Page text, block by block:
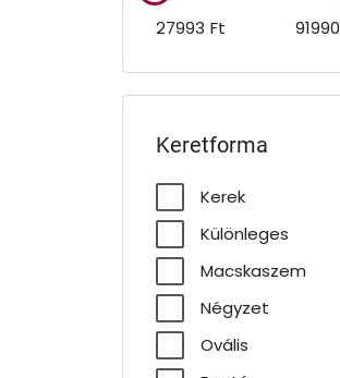
27993 Ft 91990
Keretforma
Kerek
Különleges
Macskaszem
Négyzet
Ovális